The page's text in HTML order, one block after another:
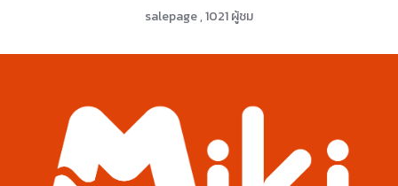
salepage,1021 ผู้ชม